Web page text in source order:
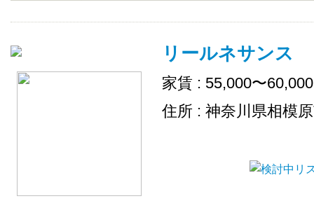
リールネサンス
家賃 : 55,000〜
住所 : 神奈川県相模